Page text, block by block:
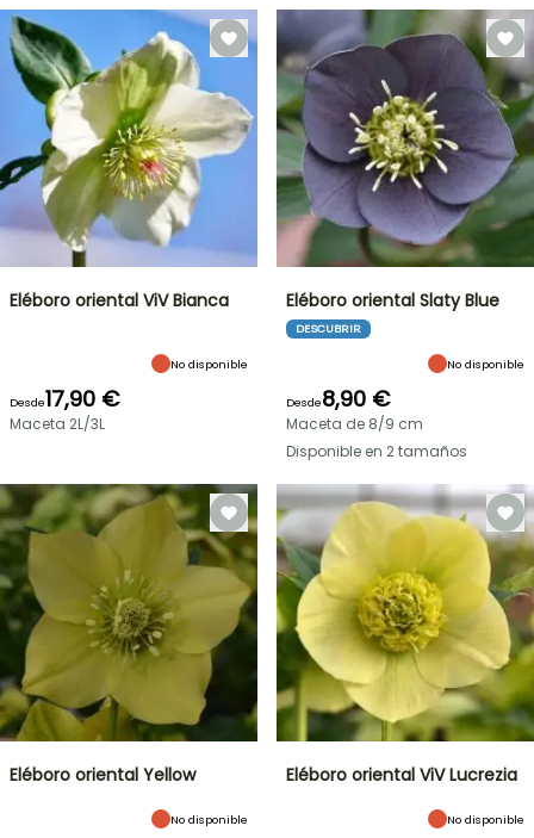
Eléboro oriental ViV Bianca
No disponible
Desde17,90 €
Maceta 2L/3L
Eléboro oriental Slaty Blue
DESCUBRIR
No disponible
Desde8,90 €
Maceta de 8/9 cm
Disponible en 2 tamaños
Eléboro oriental Yellow
No disponible
Eléboro oriental ViV Lucrezia
No disponible